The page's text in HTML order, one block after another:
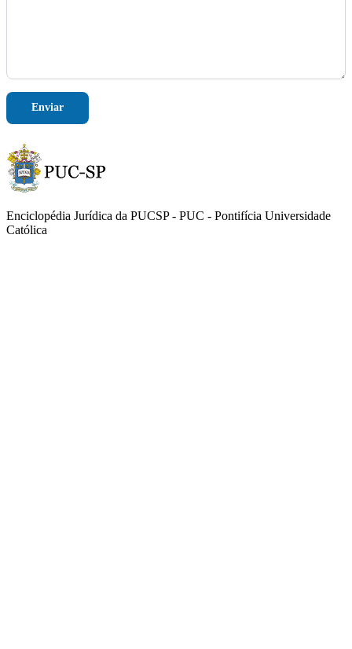
-
m
i
Enviar
Enciclopédia Jurídica da PUCSP - PUC - Pontifícia Universidade
Católica